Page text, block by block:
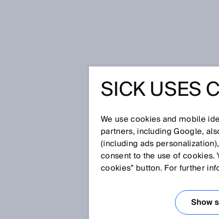
Distributeurs
Recherche de distributeur
Trouvez un distributeur
FRANCE :Pour trouver le
numéro du département,
Pour en savoir plus sur
SICK USES
We use cookies and mobile
partners, including Google,
(including ads
consent to the use of cookies.
cookies” button. For further
Show